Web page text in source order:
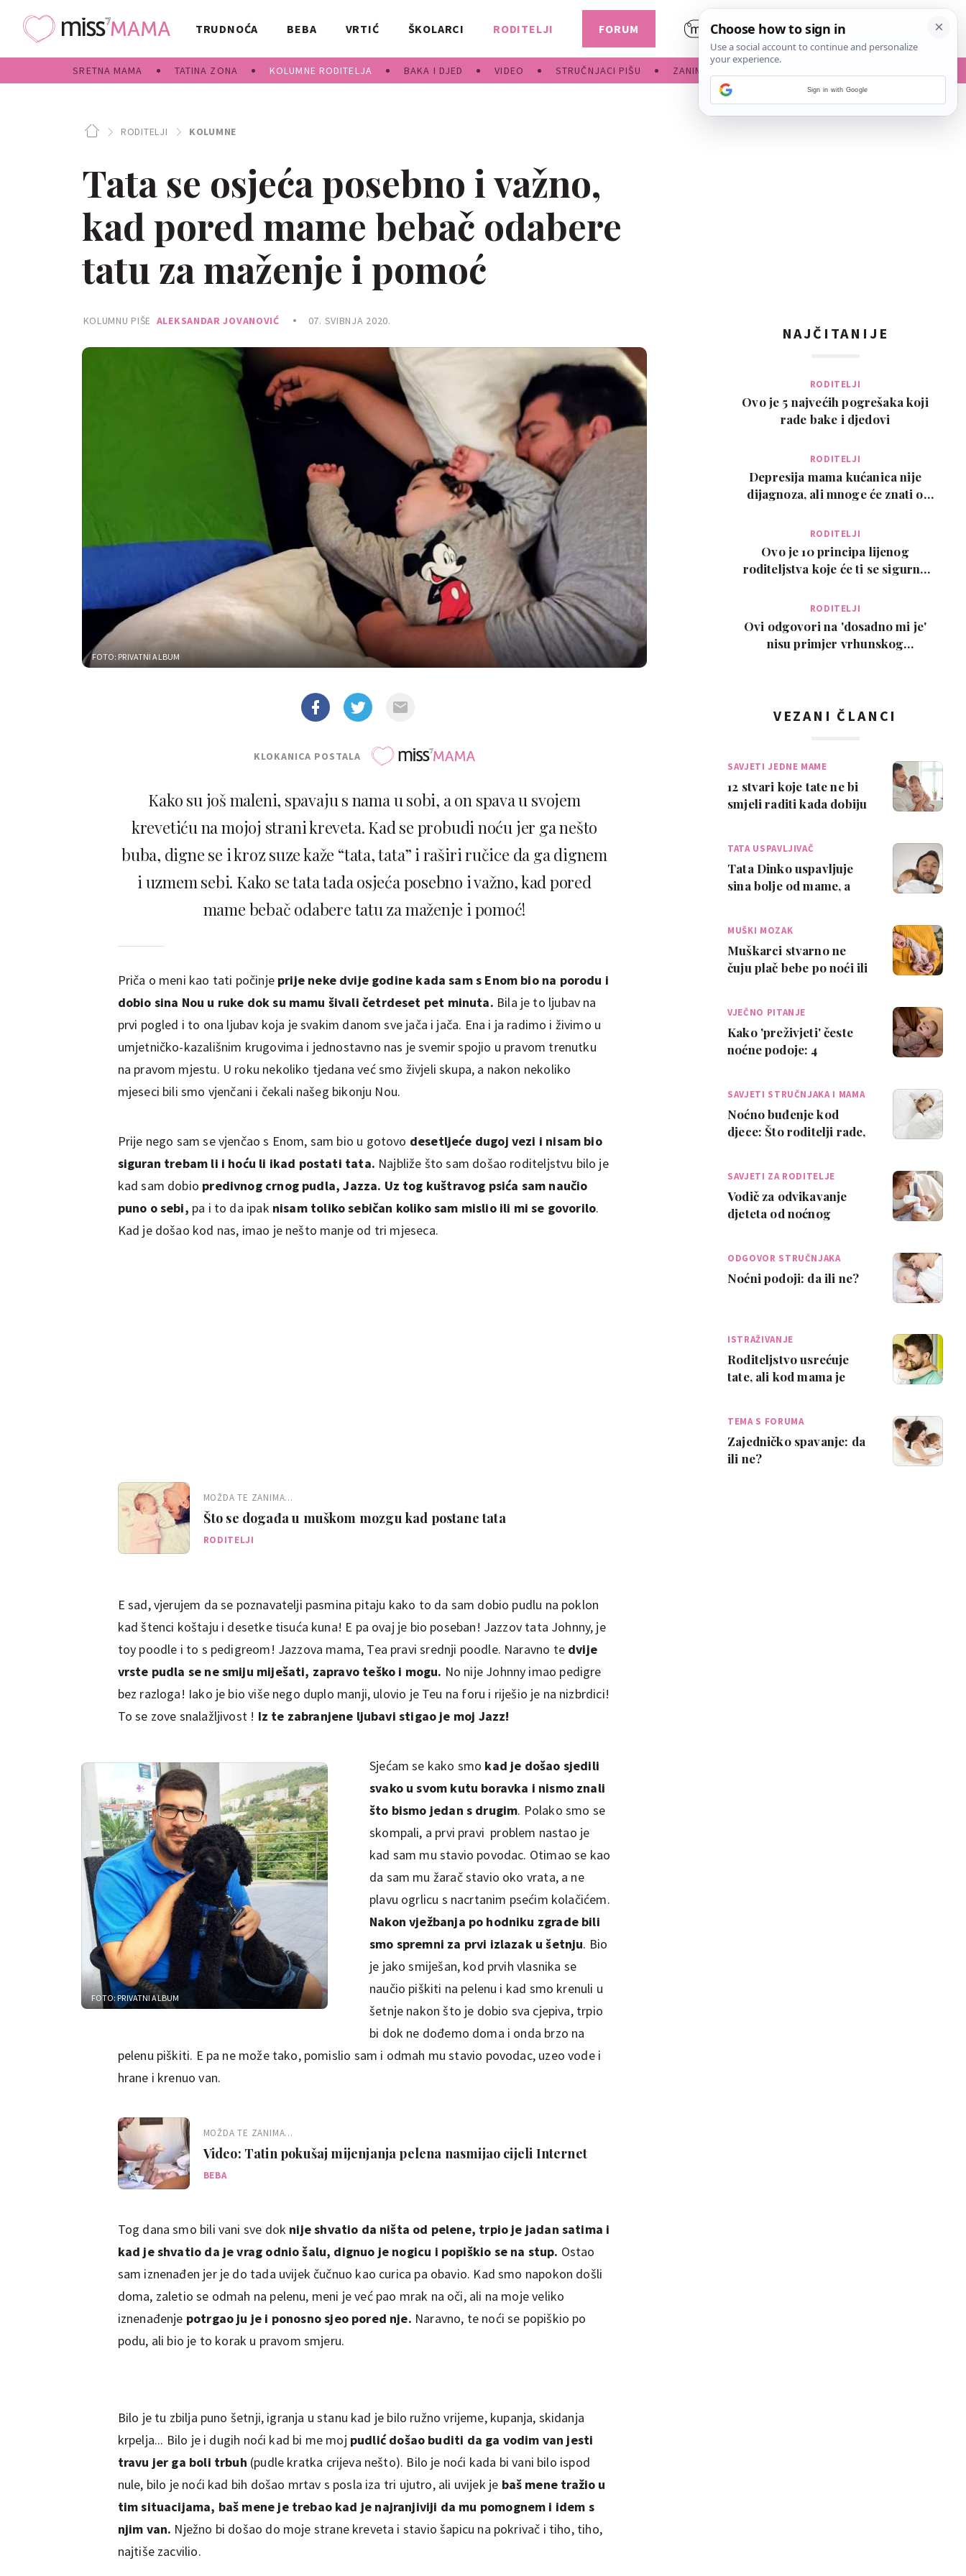
TRUDNOĆA BEBA VRTIĆ ŠKOLARCI RODITELJI
SRETNA MAMA TATINA ZONA KOLUMNE RODITELJA BAKA I DJED VIDEO STRUČNJACI PIŠU ZANIMLJIVOSTI
FORUM
RODITELJI KOLUMNE
Tata se osjeća posebno i važno,
kad pored mame bebač odabere
tatu za maženje i pomoć
KOLUMNU PIŠE ALEKSANDAR JOVANOVIĆ 07. SVIBNJA 2020.
FOTO: PRIVATNI ALBUM
KLOKANICA POSTALA
Kako su još maleni, spavaju s nama u sobi, a on spava u svojem
krevetiću na mojoj strani kreveta. Kad se probudi noću jer ga nešto
buba, digne se i kroz suze kaže “tata, tata” i raširi ručice da ga dignem
i uzmem sebi. Kako se tata tada osjeća posebno i važno, kad pored
mame bebač odabere tatu za maženje i pomoć!
Priča o meni kao tati počinje prije neke dvije godine kada sam s Enom bio na porodu i
dobio sina Nou u ruke dok su mamu šivali četrdeset pet minuta. Bila je to ljubav na
prvi pogled i to ona ljubav koja je svakim danom sve jača i jača. Ena i ja radimo i živimo u
umjetničko-kazališnim krugovima i jednostavno nas je svemir spojio u pravom trenutku
na pravom mjestu. U roku nekoliko tjedana već smo živjeli skupa, a nakon nekoliko
mjeseci bili smo vjenčani i čekali našeg bikonju Nou.
Prije nego sam se vjenčao s Enom, sam bio u gotovo desetljeće dugoj vezi i nisam bio
siguran trebam li i hoću li ikad postati tata. Najbliže što sam došao roditeljstvu bilo je
kad sam dobio predivnog crnog pudla, Jazza. Uz tog kuštravog psića sam naučio
puno o sebi, pa i to da ipak nisam toliko sebičan koliko sam mislio ili mi se govorilo.
Kad je došao kod nas, imao je nešto manje od tri mjeseca.
MOŽDA TE ZANIMA...
Što se događa u muškom mozgu kad postane tata
RODITELJI
E sad, vjerujem da se poznavatelji pasmina pitaju kako to da sam dobio pudlu na poklon
kad štenci koštaju i desetke tisuća kuna! E pa ovaj je bio poseban! Jazzov tata Johnny, je
toy poodle i to s pedigreom! Jazzova mama, Tea pravi srednji poodle. Naravno te dvije
vrste pudla se ne smiju miješati, zapravo teško i mogu. No nije Johnny imao pedigre
bez razloga! Iako je bio više nego duplo manji, ulovio je Teu na foru i riješio je na nizbrdici!
To se zove snalažljivost ! Iz te zabranjene ljubavi stigao je moj Jazz!
FOTO: PRIVATNI ALBUM
Sjećam se kako smo kad je došao sjedili
svako u svom kutu boravka i nismo znali
što bismo jedan s drugim. Polako smo se
skompali, a prvi pravi problem nastao je
kad sam mu stavio povodac. Otimao se kao
da sam mu žarač stavio oko vrata, a ne
plavu ogrlicu s nacrtanim psećim kolačićem.
Nakon vježbanja po hodniku zgrade bili
smo spremni za prvi izlazak u šetnju. Bio
je jako smiješan, kod prvih vlasnika se
naučio piškiti na pelenu i kad smo krenuli u
šetnje nakon što je dobio sva cjepiva, trpio
bi dok ne dođemo doma i onda brzo na
pelenu piškiti. E pa ne može tako, pomislio sam i odmah mu stavio povodac, uzeo vode i
hrane i krenuo van.
MOŽDA TE ZANIMA...
Video: Tatin pokušaj mijenjanja pelena nasmijao cijeli Internet
BEBA
Tog dana smo bili vani sve dok nije shvatio da ništa od pelene, trpio je jadan satima i
kad je shvatio da je vrag odnio šalu, dignuo je nogicu i popiškio se na stup. Ostao
sam iznenađen jer je do tada uvijek čučnuo kao curica pa obavio. Kad smo napokon došli
doma, zaletio se odmah na pelenu, meni je već pao mrak na oči, ali na moje veliko
iznenađenje potrgao ju je i ponosno sjeo pored nje. Naravno, te noći se popiškio po
podu, ali bio je to korak u pravom smjeru.
Bilo je tu zbilja puno šetnji, igranja u stanu kad je bilo ružno vrijeme, kupanja, skidanja
krpelja... Bilo je i dugih noći kad bi me moj pudlić došao buditi da ga vodim van jesti
travu jer ga boli trbuh (pudle kratka crijeva nešto). Bilo je noći kada bi vani bilo ispod
nule, bilo je noći kad bih došao mrtav s posla iza tri ujutro, ali uvijek je baš mene tražio u
tim situacijama, baš mene je trebao kad je najranjiviji da mu pomognem i idem s
njim van. Nježno bi došao do moje strane kreveta i stavio šapicu na pokrivač i tiho, tiho,
najtiše zacvilio.
NAJČITANIJE
RODITELJI
Ovo je 5 najvećih pogrešaka koji
rade bake i djedovi
RODITELJI
Depresija mama kućanica nije
dijagnoza, ali mnoge će znati o
RODITELJI
Ovo je 10 principa lijenog
roditeljstva koje će ti se sigurno
RODITELJI
Ovi odgovori na 'dosadno mi je'
nisu primjer vrhunskog
VEZANI ČLANCI
SAVJETI JEDNE MAME
12 stvari koje tate ne bi
smjeli raditi kada dobiju
TATA USPAVLJIVAČ
Tata Dinko uspavljuje
sina bolje od mame, a
MUŠKI MOZAK
Muškarci stvarno ne
čuju plač bebe po noći ili
VJEČNO PITANJE
Kako 'preživjeti' česte
noćne podoje: 4
SAVJETI STRUČNJAKA I MAMA
Noćno buđenje kod
djece: Što roditelji rade,
SAVJETI ZA RODITELJE
Vodič za odvikavanje
djeteta od noćnog
ODGOVOR STRUČNJAKA
Noćni podoji: da ili ne?
ISTRAŽIVANJE
Roditeljstvo usrećuje
tate, ali kod mama je
TEMA S FORUMA
Zajedničko spavanje: da
ili ne?
Sign in with Google